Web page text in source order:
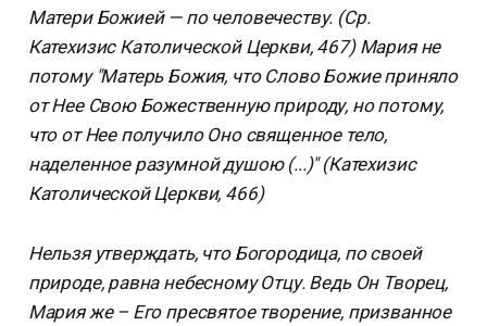
Матери Божией — по человечеству. (Ср.
Катехизис Католической Церкви, 467) Мария не
потому "Матерь Божия, что Слово Божие приняло
от Нее Свою Божественную природу, но потому,
что от Нее получило Оно священное тело,
наделенное разумной душою (...)" (Катехизис
Католической Церкви, 466)
Нельзя утверждать, что Богородица, по своей
природе, равна небесному Отцу. Ведь Он Творец,
Мария же – Его пресвятое творение, призванное